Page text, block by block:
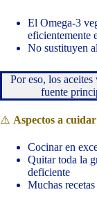
El Omega-3
eficientemente
No sustituyen
Por eso, los aceites
fuente
⚠️ Aspectos a cuidar
Cocinar en
Quitar toda la
deficiente
Muchas